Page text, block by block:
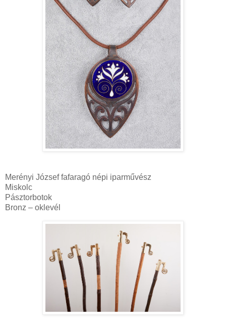
Merényi József fafaragó népi iparművész
Miskolc
Pásztorbotok
Bronz – oklevél